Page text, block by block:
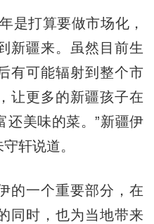
打算要做市场化，
新疆来。虽然目前生
有可能辐射到整个市
让更多的新疆孩子在
还美味的菜。”新疆伊
轩说道。
一个重要部分，在
同时，也为当地带来